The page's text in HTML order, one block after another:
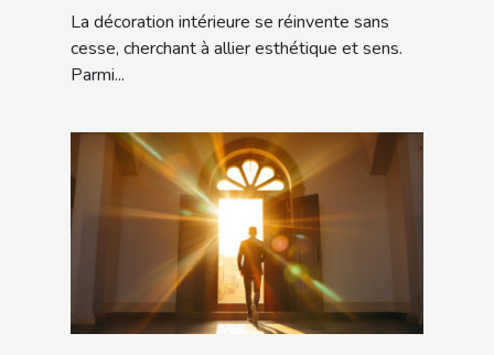
villes
La décoration intérieure se réinvente sans
cesse, cherchant à allier esthétique et sens.
Parmi...